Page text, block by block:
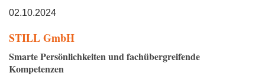
02.10.2024
STILL GmbH
Smarte Persönlichkeiten und fachübergreifende
Kompetenzen